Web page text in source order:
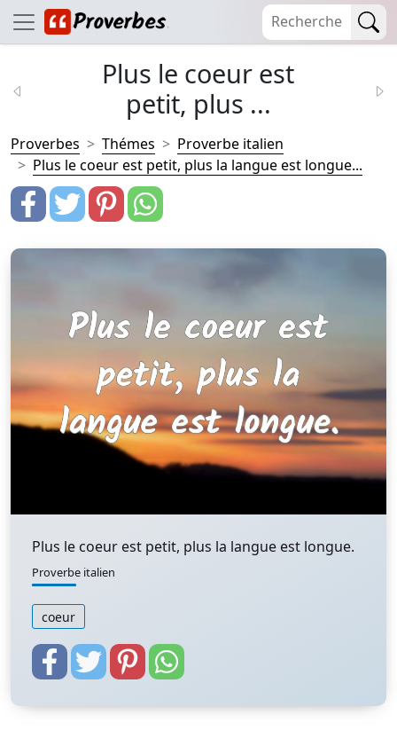
Plus le coeur est
petit, plus ...
Proverbes Thémes
Proverbe italien
Plus le coeur est petit, plus la langue est longue...
Plus le coeur est petit, plus la langue est longue.
Proverbe italien
coeur